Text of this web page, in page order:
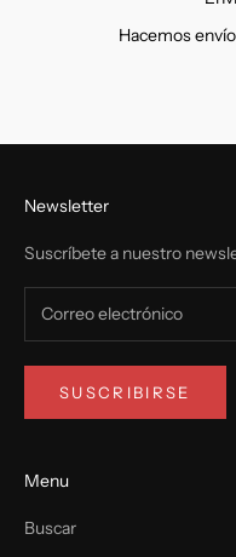
Hacemos
Newsletter
Suscríbete a nuestro
SUSCRIBIRSE
Menu
Buscar